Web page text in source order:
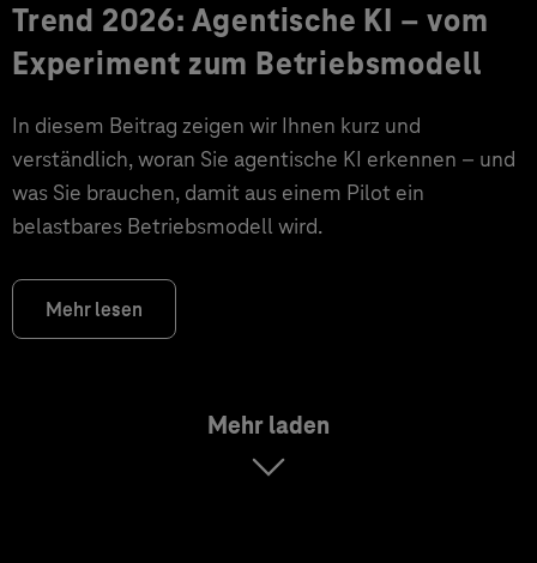
Trend 2026: Agentische KI – vom
Experiment zum Betriebsmodell
In diesem Beitrag zeigen wir Ihnen kurz und
verständlich, woran Sie agentische KI erkennen – und
was Sie brauchen, damit aus einem Pilot ein
belastbares Betriebsmodell wird.
Mehr lesen
Mehr laden